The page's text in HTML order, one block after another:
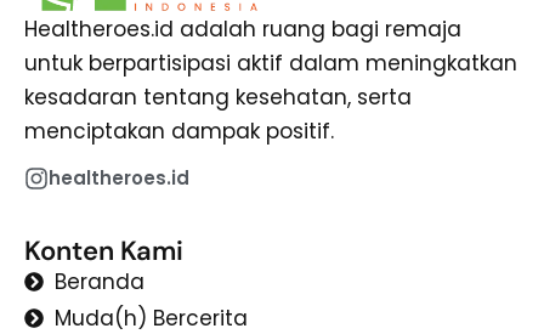
Healtheroes.id adalah ruang bagi remaja
untuk berpartisipasi aktif dalam meningkatkan
kesadaran tentang kesehatan, serta
menciptakan dampak positif.
healtheroes.id
Konten Kami
Beranda
Muda(h) Bercerita